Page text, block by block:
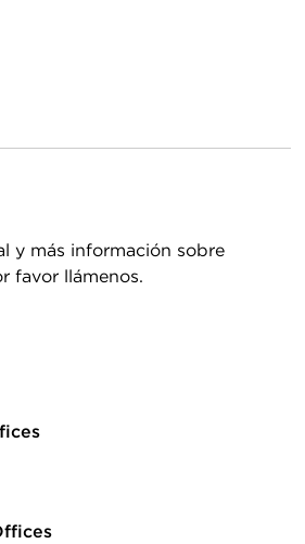
y más información sobre
favor llámenos.